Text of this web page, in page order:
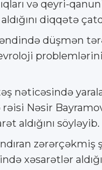
və qeyri-
diqqətə
düşmən
Nəsir
aldığını söyləyib.
zərərçəkmiş
xəsarətlər